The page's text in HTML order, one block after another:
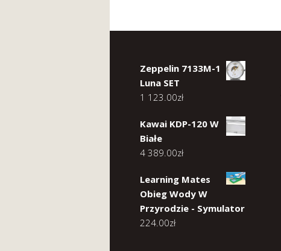
Zeppelin 7133M-1
Luna SET
1 123.00zł
Kawai KDP-120 W
Białe
4 389.00zł
Learning Mates
Obieg Wody W
Przyrodzie - Symulator
224.00zł